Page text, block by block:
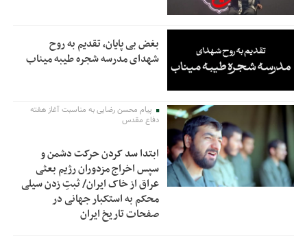
بغض بی پایان، تقدیم به روح
شهدای مدرسه شجره طیبه میناب
پیام محسن رضایی به مناسبت آغاز هفته
دفاع مقدس
ابتدا سد کردن حرکت دشمن و
سپس اخراج مزدوران رژیم بعثی
عراق از خاک ایران/ ثبتِ زدن سیلی
محکم به استکبار جهانی در
صفحات تاریخ ایران